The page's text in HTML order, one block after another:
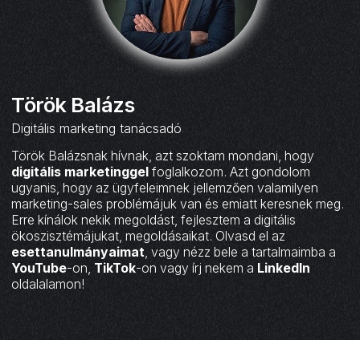
Török Balázs
Digitális marketing tanácsadó
Török Balázsnak hívnak, azt szoktam mondani, hogy
digitális marketinggel foglalkozom. Azt gondolom
ugyanis, hogy az ügyfeleimnek jellemzően valamilyen
marketing-sales problémájuk van és emiatt keresnek meg.
Erre kínálok nekik megoldást, fejlesztem a digitális
ökoszisztémájukat, megoldásaikat. Olvasd el az
esettanulmányaimat, vagy nézz bele a tartalmaimba a
YouTube-on, TikTok-on vagy írj nekem a LinkedIn
oldalalamon!